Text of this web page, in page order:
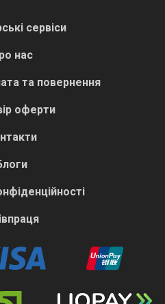
сервіси
нас
та повернення
оферти